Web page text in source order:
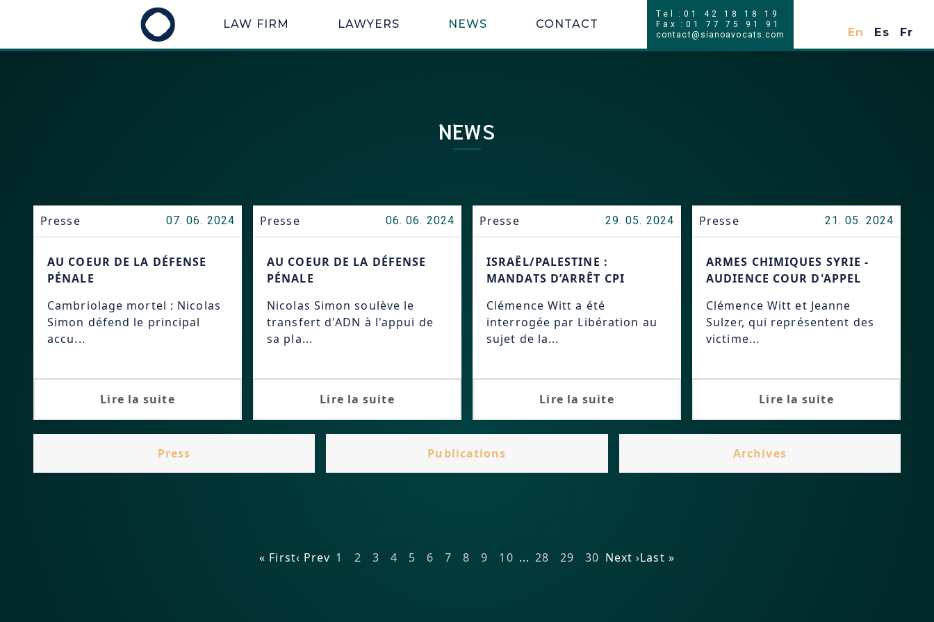
LAW FIRM LAWYERS NEWS CONTACT
Tel :01 42 18 18 19
Fax
: 01 77 75 91 91
contact@sianoavocats.com
En Es Fr
NEWS
Presse 07. 06. 2024
AU COEUR DE LA DÉFENSE
PÉNALE
Cambriolage mortel : Nicolas
Simon défend le principal
accu...
Lire la suite
Presse 06. 06. 2024
AU COEUR DE LA DÉFENSE
PÉNALE
Nicolas Simon soulève le
transfert d'ADN à l'appui de
sa pla...
Lire la suite
Presse 29. 05. 2024
ISRAËL/PALESTINE :
MANDATS D’ARRÊT CPI
Clémence Witt a été
interrogée par Libération au
sujet de la...
Lire la suite
Presse 21. 05. 2024
ARMES CHIMIQUES SYRIE -
AUDIENCE COUR D'APPEL
Clémence Witt et Jeanne
Sulzer, qui représentent des
victime...
Lire la suite
Press Publications Archives
« First‹ Prev 1 2 3 4 5 6 7 8 9 10 ... 28 29 30 Next ›Last »